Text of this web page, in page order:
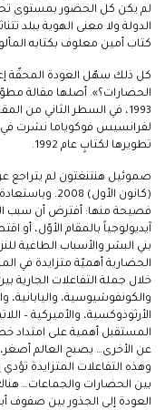
لم يكن كل الحضور بمستوى
الدولة ولا معنى الهوية ببلد
كتاب أمين معلوف بكتابه
كل ذلك سهّل العودة المحقّة
الحضارات؟». أصلها مقالة
1993، في السطر الثاني من
تطويرها لكتابٍ عام 1992.
(كانون
فصيحة منها: أفترض أن سبب
آيديولوجياً بالمقام الأوّل، أو
بني البشر والأسباب الطاغية
الحضارية أهميّة متزايدة في
خلال جملة التفاعلات الجارية
والكونفوشيوسية، واليابانية،
الأرثوذوكسية، والأميركية –
المستقبل أهمية على امتداد
عن الأخرى… يصبح العالم أصغر،
وهذه التفاعلات المتزايدة
بين الحضارات والجماعات…
العودة إلى الجذور بين صفوف